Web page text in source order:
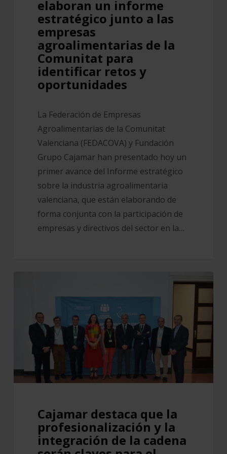
agroalimentarias
Comunitat
identificar
oportunidades
elaboran un informe
estratégico junto a las
empresas
agroalimentarias de la
Comunitat para
identificar retos y
oportunidades
La Federación de Empresas
Agroalimentarias de la Comunitat
Valenciana (FEDACOVA) y Fundación
Grupo Cajamar han presentado hoy un
primer avance del Informe estratégico
sobre la industria agroalimentaria
valenciana, que están elaborando de
forma conjunta con la participación de
empresas y directivos del sector en la…
profesionalización
integración
cadenaCajamar destaca que la
profesionalización y la
integración de la cadena